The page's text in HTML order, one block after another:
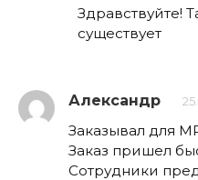
Здравствуйте!
существует
Александр
Заказывал для
Заказ пришел
Сотрудники